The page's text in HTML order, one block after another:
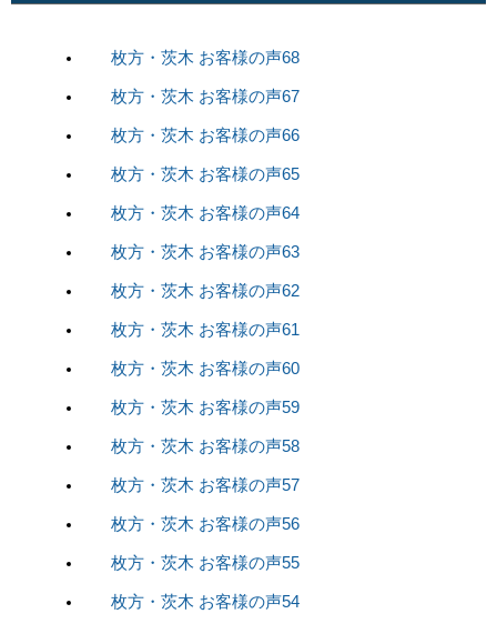
枚方・茨木 お客様の声68
枚方・茨木 お客様の声67
枚方・茨木 お客様の声66
枚方・茨木 お客様の声65
枚方・茨木 お客様の声64
枚方・茨木 お客様の声63
枚方・茨木 お客様の声62
枚方・茨木 お客様の声61
枚方・茨木 お客様の声60
枚方・茨木 お客様の声59
枚方・茨木 お客様の声58
枚方・茨木 お客様の声57
枚方・茨木 お客様の声56
枚方・茨木 お客様の声55
枚方・茨木 お客様の声54